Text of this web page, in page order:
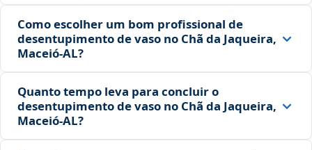
Como escolher um bom profissional de
desentupimento de vaso no Chã da Jaqueira,
Maceió‑AL?
Quanto tempo leva para concluir o
desentupimento de vaso no Chã da Jaqueira,
Maceió‑AL?